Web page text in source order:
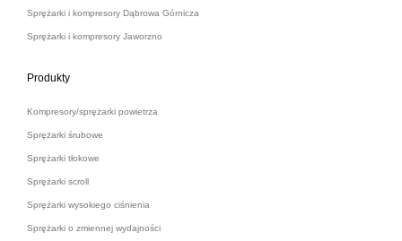
Sprężarki i kompresory Dąbrowa Górnicza
Sprężarki i kompresory Jaworzno
Produkty
Kompresory/sprężarki powietrza
Sprężarki śrubowe
Sprężarki tłokowe
Sprężarki scroll
Sprężarki wysokiego ciśnienia
Sprężarki o zmiennej wydajności